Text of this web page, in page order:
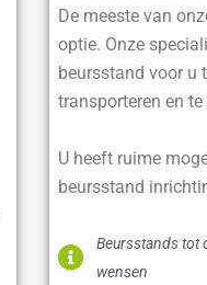
De meeste van
optie. Onze
beursstand voor u
transporteren en
U heeft ruime
beursstand
Beursstands tot
wensen